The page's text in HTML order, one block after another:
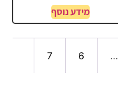
מידע נוסף
…
6
7